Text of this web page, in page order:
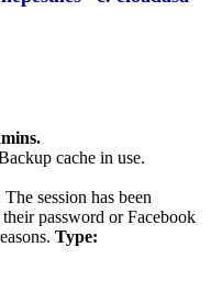
cache in use.
session has been
password or Facebook
Type: